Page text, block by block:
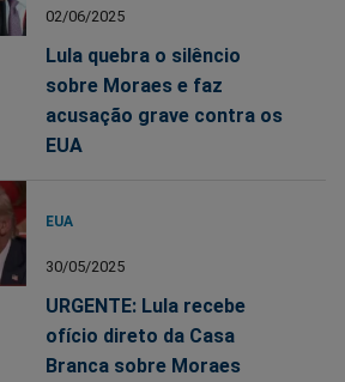
02/06/2025
Lula quebra o silêncio
sobre Moraes e faz
acusação grave contra os
EUA
EUA
30/05/2025
URGENTE: Lula recebe
ofício direto da Casa
Branca sobre Moraes